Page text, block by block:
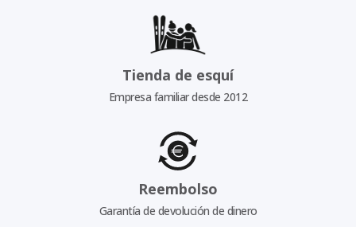
Tienda de esquí
Empresa familiar desde 2012
Reembolso
Garantía de devolución de dinero